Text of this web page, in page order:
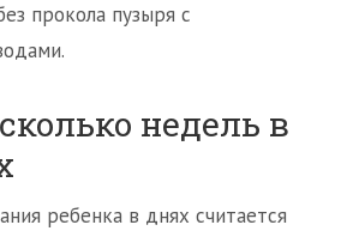
прокола пузыря с
недель в
ребенка в днях считается